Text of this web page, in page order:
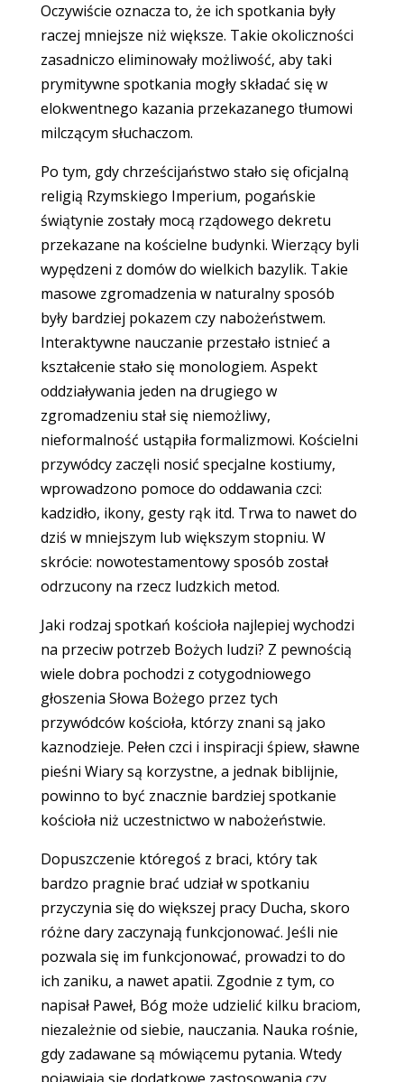
Oczywiście oznacza to, że ich spotkania były
raczej mniejsze niż większe. Takie okoliczności
zasadniczo eliminowały możliwość, aby taki
prymitywne spotkania mogły składać się w
elokwentnego kazania przekazanego tłumowi
milczącym słuchaczom.
Po tym, gdy chrześcijaństwo stało się oficjalną
religią Rzymskiego Imperium, pogańskie
świątynie zostały mocą rządowego dekretu
przekazane na kościelne budynki. Wierzący byli
wypędzeni z domów do wielkich bazylik. Takie
masowe zgromadzenia w naturalny sposób
były bardziej pokazem czy nabożeństwem.
Interaktywne nauczanie przestało istnieć a
kształcenie stało się monologiem. Aspekt
oddziaływania jeden na drugiego w
zgromadzeniu stał się niemożliwy,
nieformalność ustąpiła formalizmowi. Kościelni
przywódcy zaczęli nosić specjalne kostiumy,
wprowadzono pomoce do oddawania czci:
kadzidło, ikony, gesty rąk itd. Trwa to nawet do
dziś w mniejszym lub większym stopniu. W
skrócie: nowotestamentowy sposób został
odrzucony na rzecz ludzkich metod.
Jaki rodzaj spotkań kościoła najlepiej wychodzi
na przeciw potrzeb Bożych ludzi? Z pewnością
wiele dobra pochodzi z cotygodniowego
głoszenia Słowa Bożego przez tych
przywódców kościoła, którzy znani są jako
kaznodzieje. Pełen czci i inspiracji śpiew, sławne
pieśni Wiary są korzystne, a jednak biblijnie,
powinno to być znacznie bardziej spotkanie
kościoła niż uczestnictwo w nabożeństwie.
Dopuszczenie któregoś z braci, który tak
bardzo pragnie brać udział w spotkaniu
przyczynia się do większej pracy Ducha, skoro
różne dary zaczynają funkcjonować. Jeśli nie
pozwala się im funkcjonować, prowadzi to do
ich zaniku, a nawet apatii. Zgodnie z tym, co
napisał Paweł, Bóg może udzielić kilku braciom,
niezależnie od siebie, nauczania. Nauka rośnie,
gdy zadawane są mówiącemu pytania. Wtedy